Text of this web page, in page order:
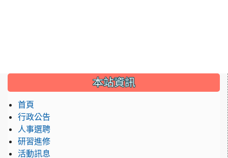
::: 本站資訊
首頁
行政公告
人事選聘
研習進修
活動訊息